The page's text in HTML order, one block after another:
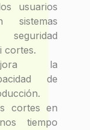
usuarios
sistemas
seguridad
cortes.
la
de
cortes en
tiempo